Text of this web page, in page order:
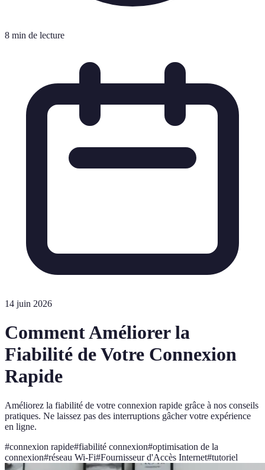
8 min de lecture
14 juin 2026
Comment Améliorer la
Fiabilité de Votre Connexion
Rapide
Améliorez la fiabilité de votre connexion rapide grâce à nos conseils
pratiques. Ne laissez pas des interruptions gâcher votre expérience
en ligne.
#connexion rapide#fiabilité connexion#optimisation de la
connexion#réseau Wi-Fi#Fournisseur d'Accès Internet#tutoriel